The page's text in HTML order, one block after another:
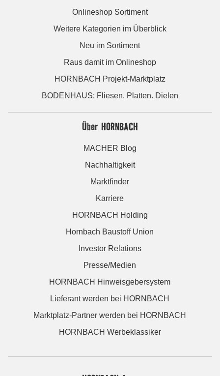
Onlineshop Sortiment
Weitere Kategorien im Überblick
Neu im Sortiment
Raus damit im Onlineshop
HORNBACH Projekt-Marktplatz
BODENHAUS: Fliesen. Platten. Dielen
Über HORNBACH
MACHER Blog
Nachhaltigkeit
Marktfinder
Karriere
HORNBACH Holding
Hornbach Baustoff Union
Investor Relations
Presse/Medien
HORNBACH Hinweisgebersystem
Lieferant werden bei HORNBACH
Marktplatz-Partner werden bei HORNBACH
HORNBACH Werbeklassiker